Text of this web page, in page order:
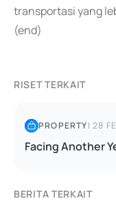
transportasi yang
(end)
RISET TERKAIT
PROPERTY|28
Facing Another
BERITA TERKAIT